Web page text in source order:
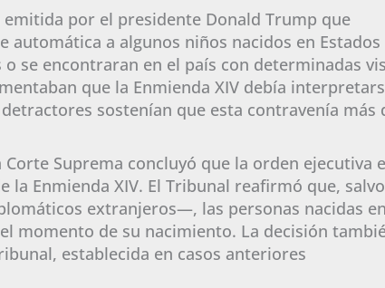
por el presidente Donald Trump que
a algunos niños nacidos en Estados
se encontraran en el país con determinadas
que la Enmienda XIV debía
sostenían que esta contravenía más
Suprema concluyó que la orden ejecutiva
la Enmienda XIV. El Tribunal reafirmó que, salvo
extranjeros—, las personas nacidas en
momento de su nacimiento. La decisión
establecida en casos anteriores